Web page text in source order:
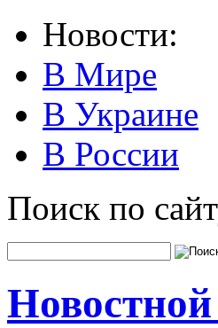
Новости:
В Мире
В Украине
В России
Поиск по